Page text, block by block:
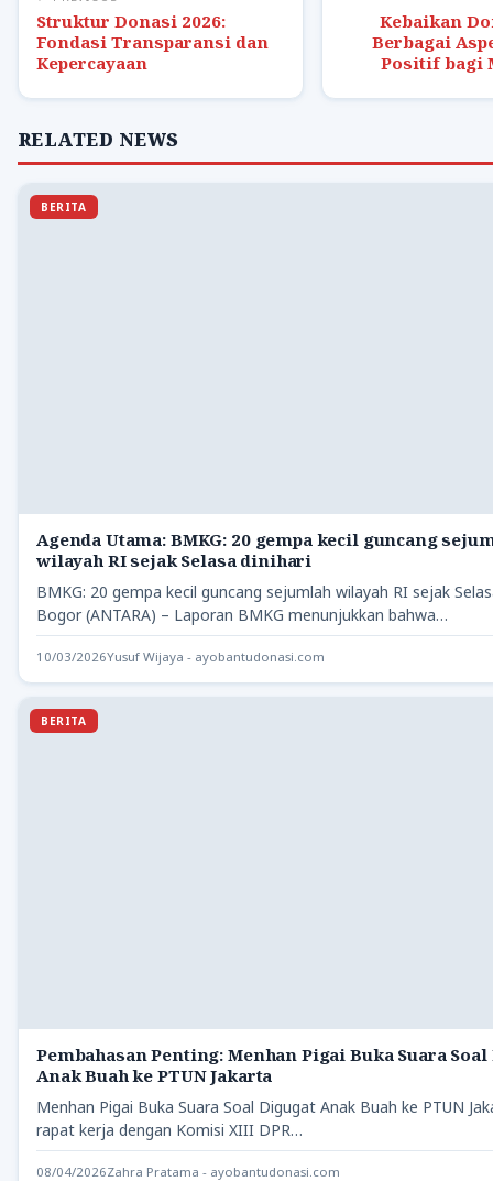
Struktur Donasi 2026:
Fondasi Transparansi dan
Kepercayaan
Kebaikan
Berbagai
Positif bagi
RELATED NEWS
BERITA
Agenda Utama: BMKG: 20 gempa kecil guncang
wilayah RI sejak Selasa dinihari
BMKG: 20 gempa kecil guncang sejumlah wilayah RI sejak
Bogor (ANTARA) – Laporan BMKG menunjukkan bahwa…
10/03/2026Yusuf Wijaya - ayobantudonasi.com
BERITA
Pembahasan Penting: Menhan Pigai Buka Suara
Anak Buah ke PTUN Jakarta
Menhan Pigai Buka Suara Soal Digugat Anak Buah ke PTUN
rapat kerja dengan Komisi XIII DPR…
08/04/2026Zahra Pratama - ayobantudonasi.com